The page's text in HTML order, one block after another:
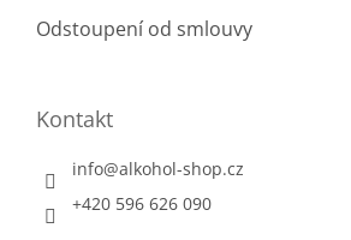
Odstoupení od smlouvy
Kontakt
info@alkohol-shop.cz
+420 596 626 090